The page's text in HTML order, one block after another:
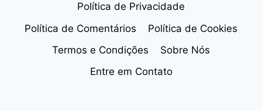
Política de Privacidade
Política de Comentários
Política de Cookies
Termos e Condições
Sobre Nós
Entre em Contato